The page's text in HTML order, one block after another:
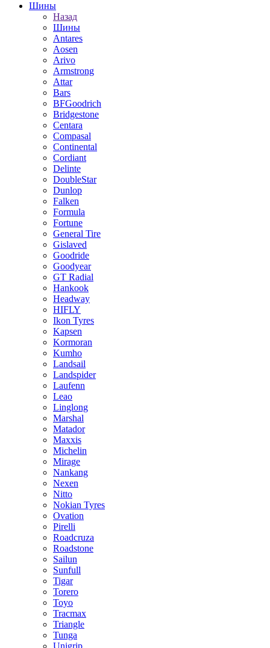
Шины
Назад
Шины
Antares
Aosen
Arivo
Armstrong
Attar
Bars
BFGoodrich
Bridgestone
Centara
Compasal
Continental
Cordiant
Delinte
DoubleStar
Dunlop
Falken
Formula
Fortune
General Tire
Gislaved
Goodride
Goodyear
GT Radial
Hankook
Headway
HIFLY
Ikon Tyres
Kapsen
Kormoran
Kumho
Landsail
Landspider
Laufenn
Leao
Linglong
Marshal
Matador
Maxxis
Michelin
Mirage
Nankang
Nexen
Nitto
Nokian Tyres
Ovation
Pirelli
Roadcruza
Roadstone
Sailun
Sunfull
Tigar
Torero
Toyo
Tracmax
Triangle
Tunga
Unigrip